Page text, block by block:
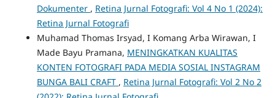
Dokumenter , Retina Jurnal Fotografi: Vol 4 No 1 (2024):
Retina Jurnal Fotografi
Muhamad Thomas Irsyad, I Komang Arba Wirawan, I
Made Bayu Pramana, MENINGKATKAN KUALITAS
KONTEN FOTOGRAFI PADA MEDIA SOSIAL INSTAGRAM
BUNGA BALI CRAFT , Retina Jurnal Fotografi: Vol 2 No 2